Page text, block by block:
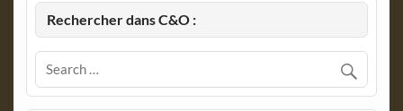
Rechercher dans C&O :